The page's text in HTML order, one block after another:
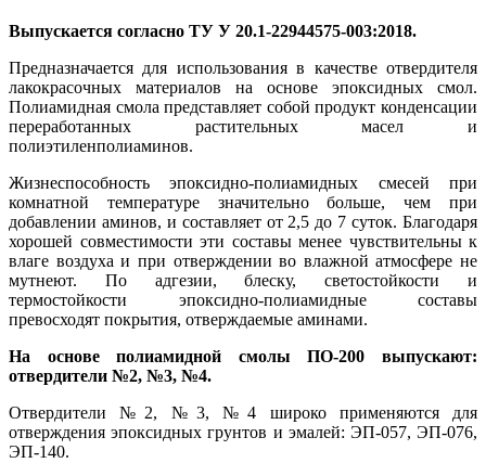
Выпускается согласно ТУ У 20.1-22944575-003:2018.
Предназначается для использования в качестве отвердителя
лакокрасочных материалов на основе эпоксидных смол.
Полиамидная смола представляет собой продукт конденсации
переработанных растительных масел и
полиэтиленполиаминов.
Жизнеспособность эпоксидно-полиамидных смесей при
комнатной температуре значительно больше, чем при
добавлении аминов, и составляет от 2,5 до 7 суток. Благодаря
хорошей совместимости эти составы менее чувствительны к
влаге воздуха и при отверждении во влажной атмосфере не
мутнеют. По адгезии, блеску, светостойкости и
термостойкости эпоксидно-полиамидные составы
превосходят покрытия, отверждаемые аминами.
На основе полиамидной смолы ПО-200 выпускают:
отвердители №2, №3, №4.
Отвердители №2, №3, №4 широко применяются для
отверждения эпоксидных грунтов и эмалей: ЭП-057, ЭП-076,
ЭП-140.